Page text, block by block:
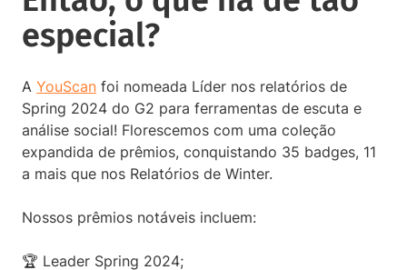
especial?
A YouScan foi nomeada Líder nos relatórios de
Spring 2024 do G2 para ferramentas de escuta e
análise social! Florescemos com uma coleção
expandida de prêmios, conquistando 35 badges, 11
a mais que nos Relatórios de Winter.
Nossos prêmios notáveis incluem:
🏆 Leader Spring 2024;